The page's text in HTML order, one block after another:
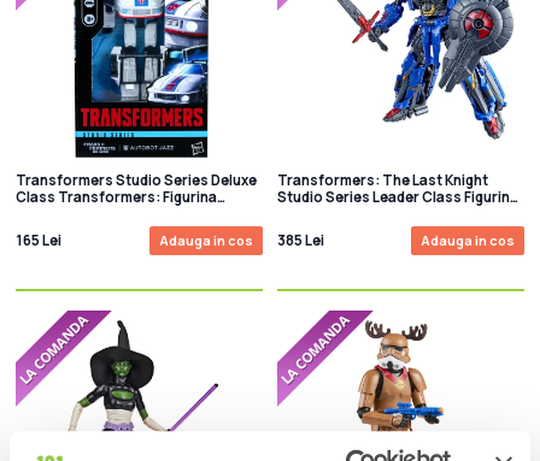
Transformers Studio Series Deluxe
Class Transformers: Figurina
Movie)11 cm
165 Lei Adauga in cos
Transformers: The Last Knight
Studio Series Leader Class Figurina
385 Lei
Adauga in cos